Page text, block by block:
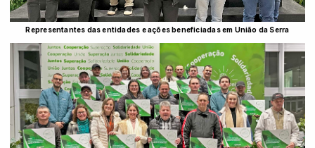
Representantes das entidades e ações beneficiadas em União da Serra